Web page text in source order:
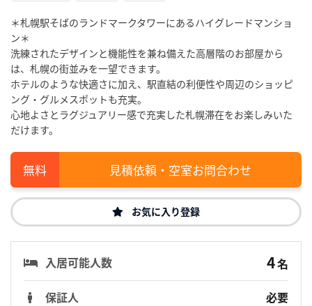
＊札幌駅そばのランドマークタワーにあるハイグレードマンショ
ン＊
洗練されたデザインと機能性を兼ね備えた高層階のお部屋から
は、札幌の街並みを一望できます。
ホテルのような快適さに加え、駅直結の利便性や周辺のショッピ
ング・グルメスポットも充実。
心地よさとラグジュアリー感で充実した札幌滞在をお楽しみいた
だけます。
見積依頼・空室お問合わせ
お気に入り登録
入居可能人数 4名
保証人
必要